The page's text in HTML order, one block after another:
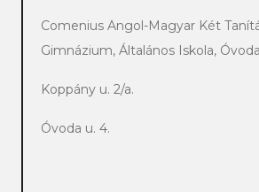
Comenius Angol-Magyar Két
Gimnázium, Általános Iskola,
Koppány u. 2/a.
Óvoda u. 4.